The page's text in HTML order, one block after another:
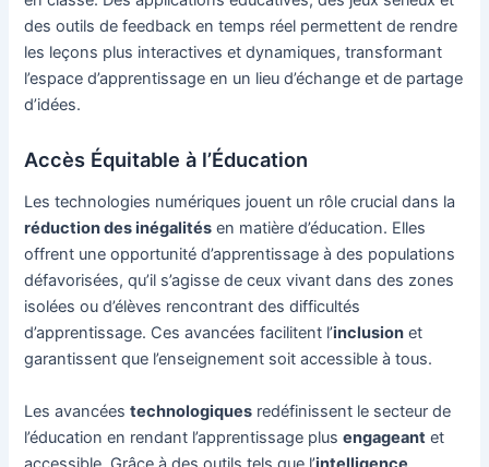
des outils de feedback en temps réel permettent de rendre
les leçons plus interactives et dynamiques, transformant
l’espace d’apprentissage en un lieu d’échange et de partage
d’idées.
Accès Équitable à l’Éducation
Les technologies numériques jouent un rôle crucial dans la
réduction des inégalités en matière d’éducation. Elles
offrent une opportunité d’apprentissage à des populations
défavorisées, qu’il s’agisse de ceux vivant dans des zones
isolées ou d’élèves rencontrant des difficultés
d’apprentissage. Ces avancées facilitent l’inclusion et
garantissent que l’enseignement soit accessible à tous.
Les avancéestechnologiques redéfinissent le secteur de
l’éducation en rendant l’apprentissage plusengageant et